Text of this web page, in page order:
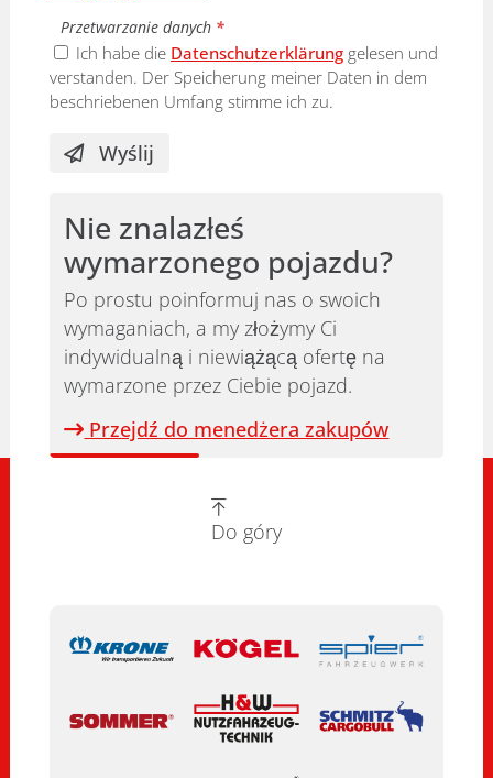
Przetwarzanie danych *
Ich habe die Datenschutzerklärunggelesen und
verstanden. Der Speicherung meiner Daten in dem
beschriebenen Umfang stimme ich zu.
Wyślij
Nie znalazłeś
wymarzonego pojazdu?
Po prostu poinformuj nas o swoich
wymaganiach, a my złożymy Ci
indywidualną i niewiążącą ofertę na
wymarzone przez Ciebie pojazd.
Przejdź do menedżera zakupów
Do góry